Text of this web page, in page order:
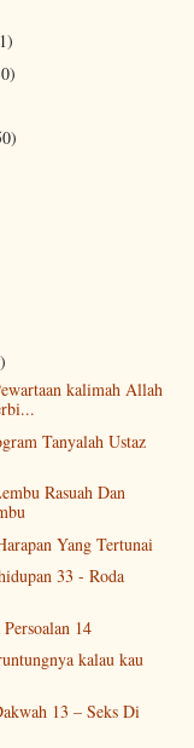
kalimah Allah
Tanyalah Ustaz
Rasuah Dan
Yang Tertunai
33 - Roda
Persoalan 14
kalau kau
13 – Seks Di